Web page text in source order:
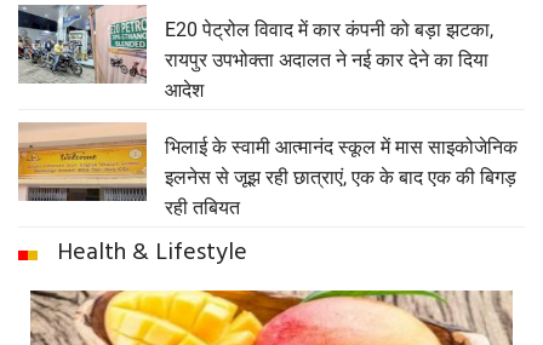
E20 पेट्रोल विवाद में कार कंपनी को बड़ा झटका,
रायपुर उपभोक्ता अदालत ने नई कार देने का दिया
आदेश
भिलाई के स्वामी आत्मानंद स्कूल में मास साइकोजेनिक
इलनेस से जूझ रही छात्राएं, एक के बाद एक की बिगड़
रही तबियत
Health & Lifestyle